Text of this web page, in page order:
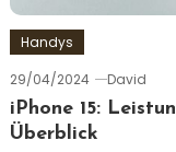
Handys
29/04/2024
David
iPhone 15:
Überblick